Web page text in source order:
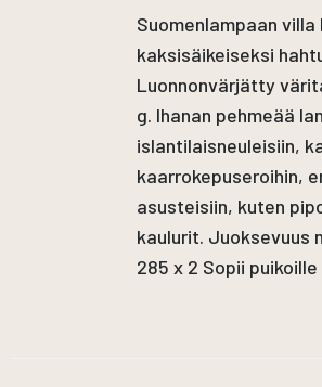
Suomenlampaan
kaksisäikeiseksi
Luonnonvärjätty
g. Ihanan pehmeää
islantilaisneuleisiin,
kaarrokepuseroihin,
asusteisiin, kuten
kaulurit. Juoksevuus
285 x 2 Sopii